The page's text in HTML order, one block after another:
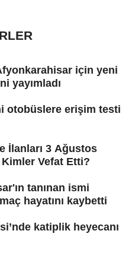
için yeni
yayımladı
otobüslere erişim testi
İlanları 3 Ağustos
Vefat Etti?
tanınan ismi
hayatını kaybetti
katiplik heyecanı